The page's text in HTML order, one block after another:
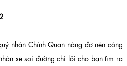
nhân Chính Quan nâng đỡ nên công
sẽ soi đường chỉ lối cho bạn tìm ra